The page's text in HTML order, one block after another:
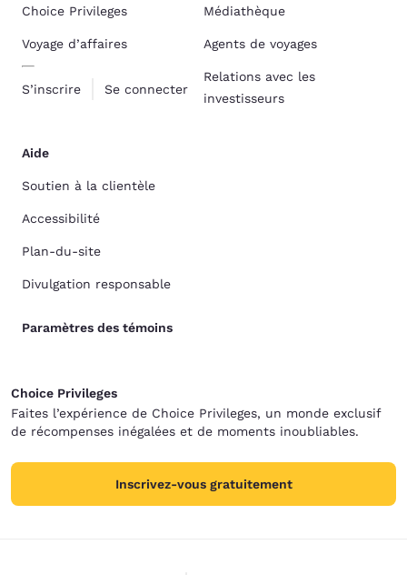
Choice Privileges
Voyage d’affaires
S’inscrire Se connecter
Médiathèque
Agents de voyages
Relations avec les
investisseurs
Aide
Soutien à la clientèle
Accessibilité
Plan-du-site
Divulgation responsable
Paramètres des témoins
Choice Privileges
Faites l’expérience de Choice Privileges, un monde exclusif
de récompenses inégalées et de moments inoubliables.
Inscrivez-vous gratuitement